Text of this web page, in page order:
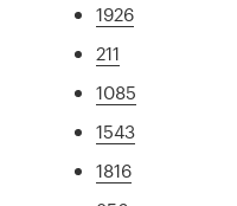
1926
211
1085
1543
1816